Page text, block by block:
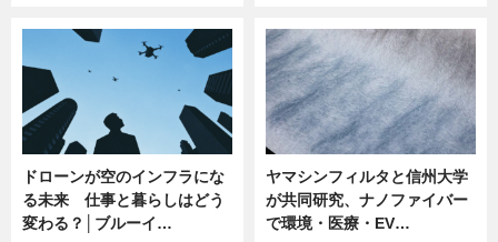
ドローンが空のインフラにな
る未来 仕事と暮らしはどう
変わる？│ブルーイ…
ヤマシンフィルタと信州大学
が共同研究、ナノファイバー
で環境・医療・EV…